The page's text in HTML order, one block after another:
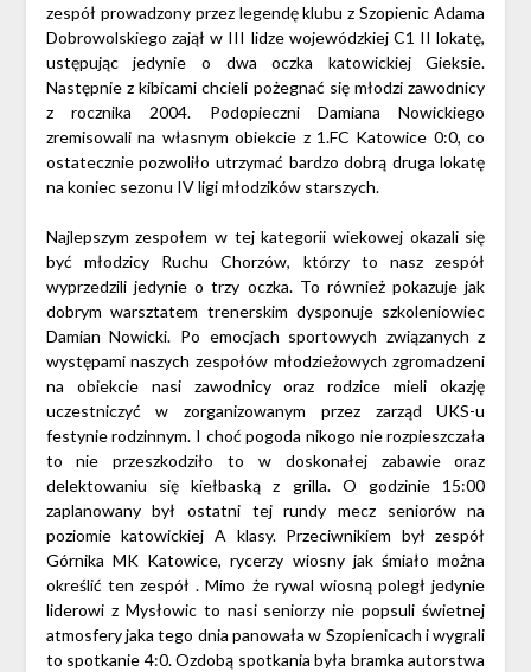
zespół prowadzony przez legendę klubu z Szopienic Adama
Dobrowolskiego zajął w III lidze wojewódzkiej C1 II lokatę,
ustępując jedynie o dwa oczka katowickiej Gieksie.
Następnie z kibicami chcieli pożegnać się młodzi zawodnicy
z rocznika 2004. Podopieczni Damiana Nowickiego
zremisowali na własnym obiekcie z 1.FC Katowice 0:0, co
ostatecznie pozwoliło utrzymać bardzo dobrą druga lokatę
na koniec sezonu IV ligi młodzików starszych.
Najlepszym zespołem w tej kategorii wiekowej okazali się
być młodzicy Ruchu Chorzów, którzy to nasz zespół
wyprzedzili jedynie o trzy oczka. To również pokazuje jak
dobrym warsztatem trenerskim dysponuje szkoleniowiec
Damian Nowicki. Po emocjach sportowych związanych z
występami naszych zespołów młodzieżowych zgromadzeni
na obiekcie nasi zawodnicy oraz rodzice mieli okazję
uczestniczyć w zorganizowanym przez zarząd UKS-u
festynie rodzinnym. I choć pogoda nikogo nie rozpieszczała
to nie przeszkodziło to w doskonałej zabawie oraz
delektowaniu się kiełbaską z grilla. O godzinie 15:00
zaplanowany był ostatni tej rundy mecz seniorów na
poziomie katowickiej A klasy. Przeciwnikiem był zespół
Górnika MK Katowice, rycerzy wiosny jak śmiało można
określić ten zespół . Mimo że rywal wiosną poległ jedynie
liderowi z Mysłowic to nasi seniorzy nie popsuli świetnej
atmosfery jaka tego dnia panowała w Szopienicach i wygrali
to spotkanie 4:0. Ozdobą spotkania była bramka autorstwa